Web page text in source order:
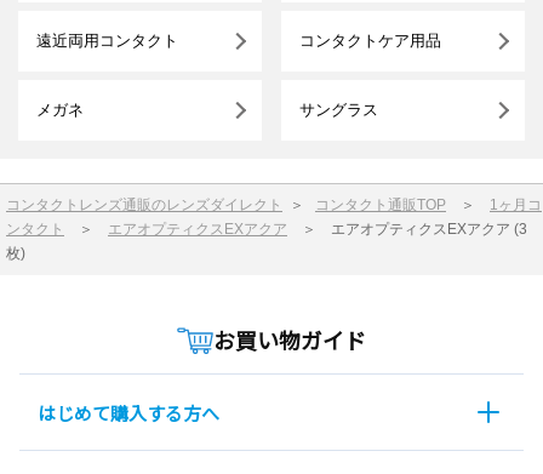
遠近両用コンタクト コンタクトケア用品
メガネ サングラス
コンタクトレンズ通販のレンズダイレクト ＞ コンタクト通販TOP ＞ 1ヶ月コ
ンタクト
＞ エアオプティクスEXアクア ＞
エアオプティクスEXアクア (3
枚)
お買い物ガイド
はじめて購入する方へ